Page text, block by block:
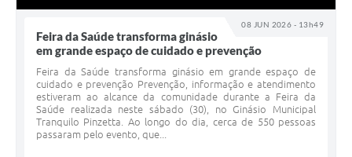
08 JUN 2026 - 13h49
Feira da Saúde transforma ginásio
em grande espaço de cuidado e prevenção
Feira da Saúde transforma ginásio em grande espaço de
cuidado e prevenção Prevenção, informação e atendimento
estiveram ao alcance da comunidade durante a Feira da
Saúde realizada neste sábado (30), no Ginásio Municipal
Tranquilo Pinzetta. Ao longo do dia, cerca de 550 pessoas
passaram pelo evento, que...